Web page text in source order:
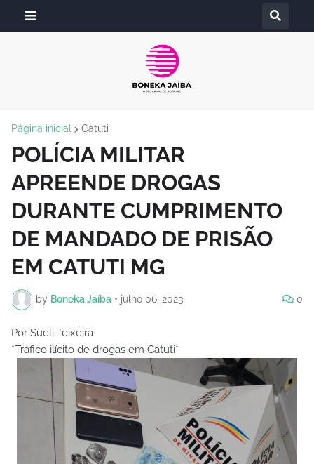
Página inicial Catuti
POLÍCIA MILITAR
APREENDE DROGAS
DURANTE CUMPRIMENTO
DE MANDADO DE PRISÃO
EM CATUTI MG
by Boneka Jaíba • julho 06, 2023 0
Por Sueli Teixeira
*Tráfico ilícito de drogas em Catuti*